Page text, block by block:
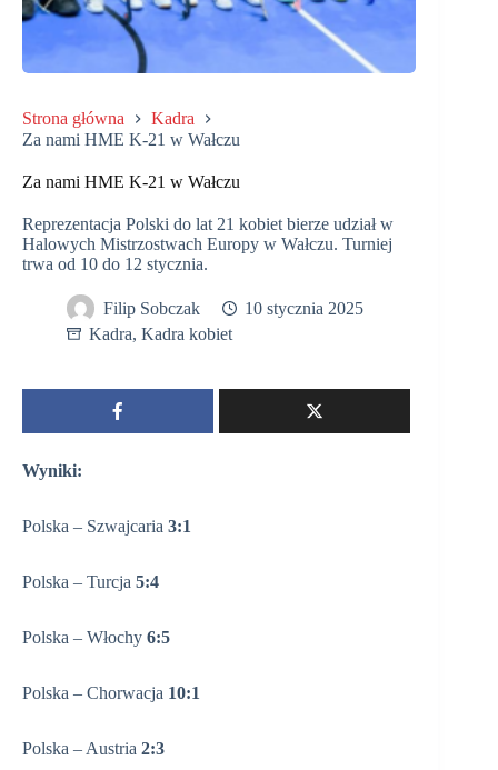
Strona główna
Kadra
Za nami HME K-21 w Wałczu
Za nami HME K-21 w Wałczu
Reprezentacja Polski do lat 21 kobiet bierze udział w
Halowych Mistrzostwach Europy w Wałczu. Turniej
trwa od 10 do 12 stycznia.
Filip Sobczak
10 stycznia 2025
Kadra, Kadra kobiet
Wyniki:
Polska – Szwajcaria 3:1
Polska – Turcja 5:4
Polska – Włochy 6:5
Polska – Chorwacja 10:1
Polska – Austria 2:3